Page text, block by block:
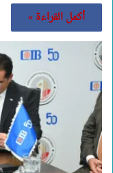
أكمل القراءة »